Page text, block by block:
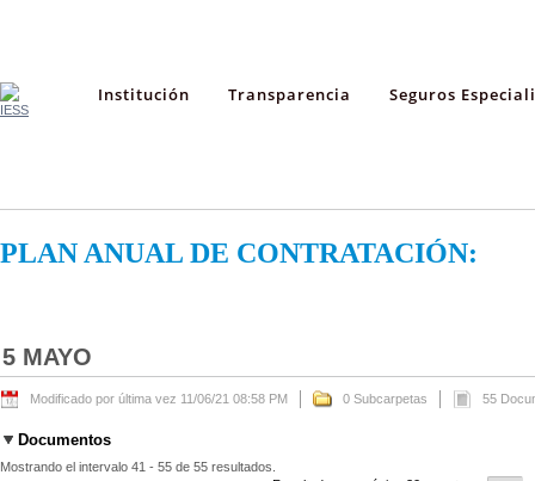
Institución Transparencia Seguros
PLAN ANUAL DE CONTRATACIÓN:
5 MAYO
Modificado por última vez 11/06/21 08:58 PM 0 Subcarpetas 55
Documentos
Mostrando el intervalo 41 - 55 de 55 resultados.